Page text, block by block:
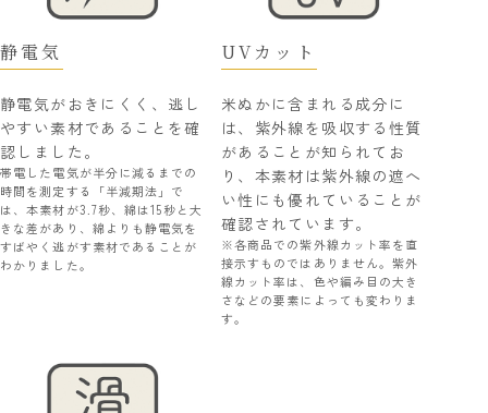
静電気
静電気がおきにくく、逃し
やすい素材であることを確
認しました。
帯電した電気が半分に減るまでの
時間を測定する「半減期法」で
は、本素材が3.7秒、綿は15秒と大
きな差があり、綿よりも静電気を
すばやく逃がす素材であることが
わかりました。
UVカット
米ぬかに含まれる成分に
は、紫外線を吸収する性質
があることが知られてお
り、本素材は紫外線の遮へ
い性にも優れていることが
確認されています。
※各商品での紫外線カット率を直
接示すものではありません。紫外
線カット率は、色や編み目の大き
さなどの要素によっても変わりま
す。